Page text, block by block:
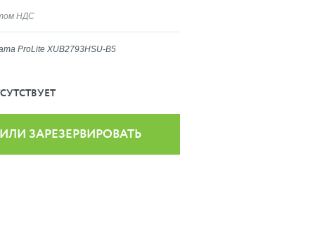
НДС
ProLite XUB2793HSU-B5
ЗАРЕЗЕРВИРОВАТЬ